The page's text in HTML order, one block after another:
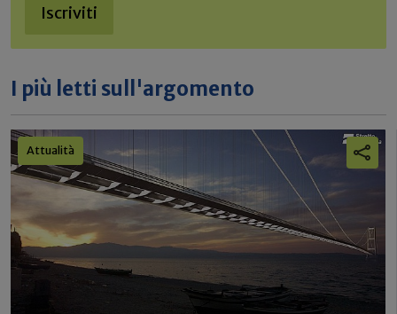
Iscriviti
I più letti sull'argomento
Attualità